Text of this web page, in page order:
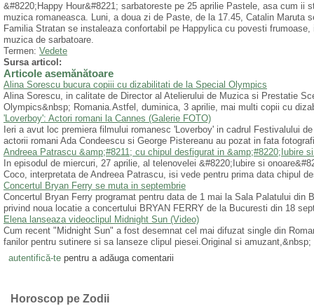
&#8220;Happy Hour&#8221; sarbatoreste pe 25 aprilie Pastele, asa cum ii
muzica romaneasca. Luni, a doua zi de Paste, de la 17.45, Catalin Maruta
Familia Stratan se instaleaza confortabil pe Happylica cu povesti
muzica de sarbatoare.
Termen: Vedete
Sursa articol:
Articole asemănătoare
Alina Sorescu bucura copiii cu dizabilitati de la Special Olympics
Alina Sorescu, in calitate de Director al Atelierului de Muzica si Prestatie
Olympics&nbsp; Romania.Astfel, duminica, 3 aprilie, mai multi copii cu
'Loverboy': Actori romani la Cannes (Galerie FOTO)
Ieri a avut loc premiera filmului romanesc 'Loverboy' in cadrul Festivalului
actorii romani Ada Condeescu si George Pistereanu au pozat in fata
Andreea Patrascu &amp;#8211; cu chipul desfigurat in &amp;#8220;Iubire
In episodul de miercuri, 27 aprilie, al telenovelei &#8220;Iubire si
Coco, interpretata de Andreea Patrascu, isi vede pentru prima data chipul
Concertul Bryan Ferry se muta in septembrie
Concertul Bryan Ferry programat pentru data de 1 mai la Sala Palatului din
privind noua locatie a concertului BRYAN FERRY de la Bucuresti din 18
Elena lanseaza videoclipul Midnight Sun (Video)
Cum recent "Midnight Sun" a fost desemnat cel mai difuzat single din
fanilor pentru sutinere si sa lanseze clipul piesei.Original si
autentifică-tepentru a adăuga comentarii
Horoscop pe Zodii